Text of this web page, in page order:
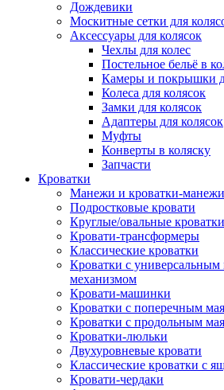
Дождевики
Москитные сетки для
Аксессуары для колясок
Чехлы для колес
Постельное бельё в
Камеры и покрышки
Колеса для колясок
Замки для колясок
Адаптеры для колясок
Муфты
Конверты в коляску
Запчасти
Кроватки
Манежи и кроватки-манежи
Подростковые кровати
Круглые/овальные кроватки
Кровати-трансформеры
Классические кроватки
Кроватки с
механизмом
Кровати-машинки
Кроватки с поперечным
Кроватки с продольным
Кроватки-люльки
Двухуровневые кровати
Классические кроватки с
Кровати-чердаки